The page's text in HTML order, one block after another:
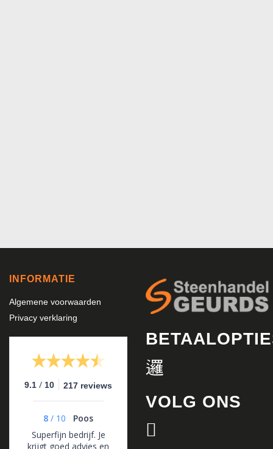
INFORMATIE
Algemene voorwaarden
Privacy verklaring
9.1 / 10 217 reviews
8 / 10
Poos
Superfijn bedrijf. Je
krijgt goed advies en
VOLG ONS